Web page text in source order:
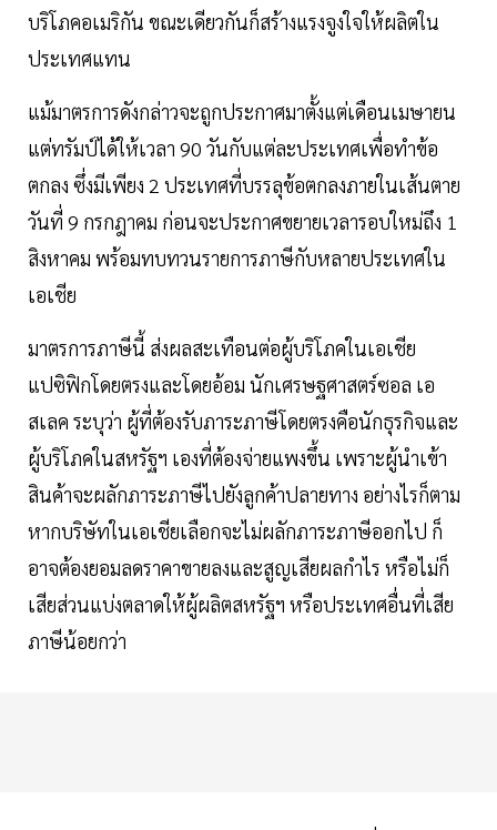
บริโภคอเมริกัน ขณะเดียวกันก็สร้างแรงจูงใจให้ผลิตใน
ประเทศแทน
แม้มาตรการดังกล่าวจะถูกประกาศมาตั้งแต่เดือนเมษายน
แต่ทรัมป์ได้ให้เวลา 90 วันกับแต่ละประเทศเพื่อทำข้อ
ตกลง ซึ่งมีเพียง 2 ประเทศที่บรรลุข้อตกลงภายในเส้นตาย
วันที่ 9 กรกฎาคม ก่อนจะประกาศขยายเวลารอบใหม่ถึง 1
สิงหาคม พร้อมทบทวนรายการภาษีกับหลายประเทศใน
เอเชีย
มาตรการภาษีนี้ ส่งผลสะเทือนต่อผู้บริโภคในเอเชีย
แปซิฟิกโดยตรงและโดยอ้อม นักเศรษฐศาสตร์ซอล เอ
สเลค ระบุว่า ผู้ที่ต้องรับภาระภาษีโดยตรงคือนักธุรกิจและ
ผู้บริโภคในสหรัฐฯ เองที่ต้องจ่ายแพงขึ้น เพราะผู้นำเข้า
สินค้าจะผลักภาระภาษีไปยังลูกค้าปลายทาง อย่างไรก็ตาม
หากบริษัทในเอเชียเลือกจะไม่ผลักภาระภาษีออกไป ก็
อาจต้องยอมลดราคาขายลงและสูญเสียผลกำไร หรือไม่ก็
เสียส่วนแบ่งตลาดให้ผู้ผลิตสหรัฐฯ หรือประเทศอื่นที่เสีย
ภาษีน้อยกว่า